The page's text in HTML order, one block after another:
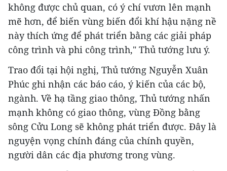
không được chủ quan, có ý chí vươn lên mạnh
mẽ hơn, để biến vùng biến đổi khí hậu nặng nề
này thích ứng để phát triển bằng các giải pháp
công trình và phi công trình," Thủ tướng lưu ý.
Trao đổi tại hội nghị, Thủ tướng Nguyễn Xuân
Phúc ghi nhận các báo cáo, ý kiến của các bộ,
ngành. Về hạ tầng giao thông, Thủ tướng nhấn
mạnh không có giao thông, vùng Đồng bằng
sông Cửu Long sẽ không phát triển được. Đây là
nguyện vọng chính đáng của chính quyền,
người dân các địa phương trong vùng.